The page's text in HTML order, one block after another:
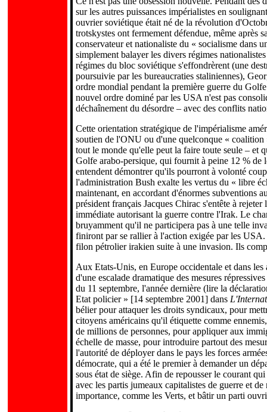
sur les autres puissances impérialistes en
ouvrier soviétique était né de la révolution
trotskystes ont fermement défendue, même après
conservateur et nationaliste du « socialisme dans
simplement balayer les divers régimes
régimes du bloc soviétique s'effondrèrent (une
poursuivie par les bureaucraties staliniennes),
ordre mondial pendant la première guerre du
nouvel ordre dominé par les USA n'est pas
déchaînement du désordre – avec des conflits
Cette orientation stratégique de l'impérialisme
soutien de l'ONU ou d'une quelconque « coalition
tout le monde qu'elle peut la faire toute seule – et
Golfe arabo-persique, qui fournit à peine 12 % de
entendent démontrer qu'ils pourront à volonté
l'administration Bush exalte les vertus du « libre
maintenant, en accordant d'énormes subventions
président français Jacques Chirac s'entête à
immédiate autorisant la guerre contre l'Irak. Le
bruyamment qu'il ne participera pas à une telle
finiront par se rallier à l'action exigée par les
filon pétrolier irakien suite à une invasion. Ils
Aux Etats-Unis, en Europe occidentale et dans
d'une escalade dramatique des mesures
du 11 septembre, l'année dernière (lire la
Etat policier » [14 septembre 2001] dans
bélier pour attaquer les droits syndicaux, pour
citoyens américains qu'il étiquette comme
de millions de personnes, pour appliquer aux
échelle de masse, pour introduire partout des
l'autorité de déployer dans le pays les forces
démocrate, qui a été le premier à demander un
sous état de siège. Afin de repousser le courant
avec les partis jumeaux capitalistes de guerre et
importance, comme les Verts, et bâtir un parti